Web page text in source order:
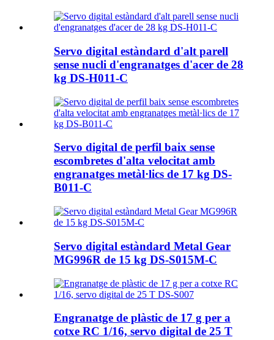
Servo digital estàndard d'alt parell
sense nucli d'engranatges d'acer de 28
kg DS-H011-C
Servo digital de perfil baix sense
escombretes d'alta velocitat amb
engranatges metàl·lics de 17 kg DS-
B011-C
Servo digital estàndard Metal Gear
MG996R de 15 kg DS-S015M-C
Engranatge de plàstic de 17 g per a
cotxe RC 1/16, servo digital de 25 T